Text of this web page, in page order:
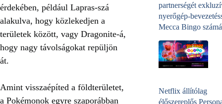
érdekében, például Lapras-szá
alakulva, hogy közlekedjen a
területek között, vagy Dragonite-á,
hogy nagy távolságokat repüljön
át.
Amint visszaépíted a földterületet,
a Pokémonok egyre szaporábban
partnerségét
nyerőgép-
Mecca Bingo
Netflix állítólag
élőszereplős